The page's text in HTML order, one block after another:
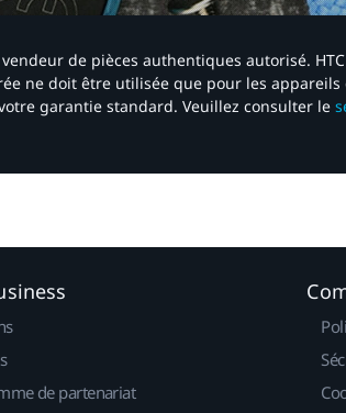
de pièces authentiques autorisé.
ne doit être utilisée que pour les
garantie standard. Veuillez consulter le
de partenariat